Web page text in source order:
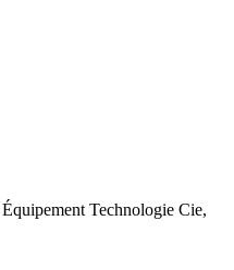
Technologie Cie,